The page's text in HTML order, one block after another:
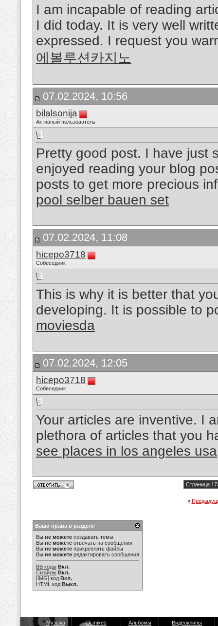
I am incapable of reading
I did today. It is very well
expressed. I request you
에볼루션카지노
07.02.2024, 10:56
bilalsonija
Активный пользователь
Pretty good post. I have just
enjoyed reading your blog
posts to get more precious
pool selber bauen set
07.02.2024, 11:08
hicepo3718
Собеседник
This is why it is better that
developing. It is possible to
moviesda
07.02.2024, 12:05
hicepo3718
Собеседник
Your articles are inventive. I
plethora of articles that you
see places in los angeles usa
Страница
«
Ваши права в разделе
Вы не можете создавать темы
Вы не можете отвечать на сообщения
Вы не можете прикреплять файлы
Вы не можете редактировать сообщения
BB коды Вкл.
Смайлы Вкл.
[IMG] код Вкл.
HTML код Выкл.
Музыка Dj mixes Альбомы Видеоклипы